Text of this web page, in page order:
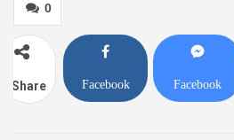
0
Share Facebook Facebook